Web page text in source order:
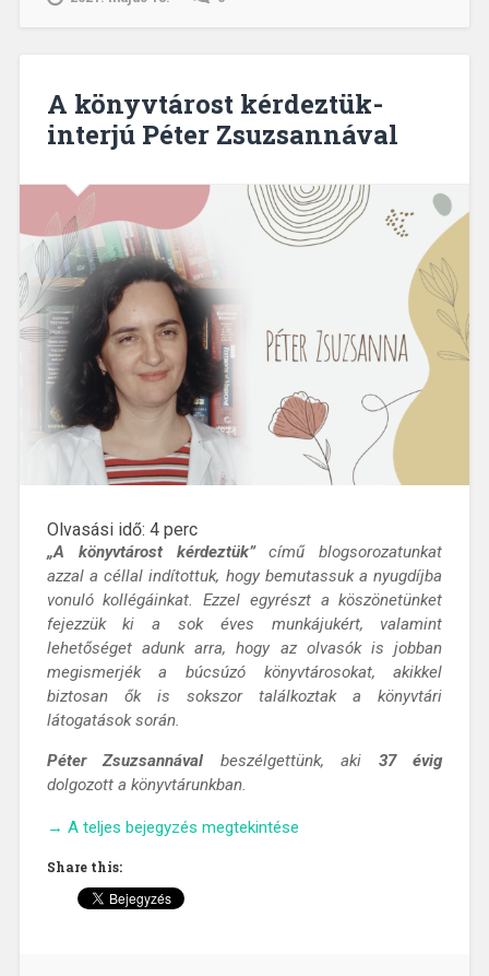
A könyvtárost kérdeztük-
interjú Péter Zsuzsannával
Olvasási idő: 4 perc
„A könyvtárost kérdeztük”című blogsorozatunkat
azzal a céllal indítottuk, hogy bemutassuk a nyugdíjba
vonuló kollégáinkat. Ezzel egyrészt a köszönetünket
fejezzük ki a sok éves munkájukért, valamint
lehetőséget adunk arra, hogy az olvasók is jobban
megismerjék a búcsúzó könyvtárosokat, akikkel
biztosan ők is sokszor találkoztak a könyvtári
látogatások során.
Péter Zsuzsannával beszélgettünk, aki 37 évig
dolgozott a könyvtárunkban.
„A
kérdeztük-
interjú
→ A teljes bejegyzés megtekintése
Share this: